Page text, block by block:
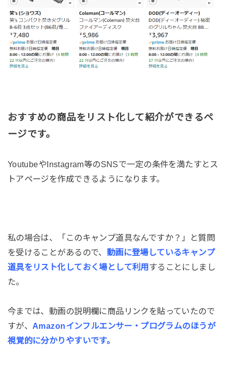
おすすめの商品をリスト化して紹介ができるペ
ージです。
YoutubeやInstagram等のSNSで一定の条件を満たすとス
トアページを作成できるようになります。
私の場合は、「このキャンプ道具なんですか？」と質問
を受けることがあるので、 動画に登場しているキャンプ
道具をリスト化しておく場として利用 することにしまし
た。
今までは、動画の説明欄に商品リンクを貼っていたので
すが、 Amazonインフルエンサー・プログラムのほうが
視覚的に分かりやすいです。